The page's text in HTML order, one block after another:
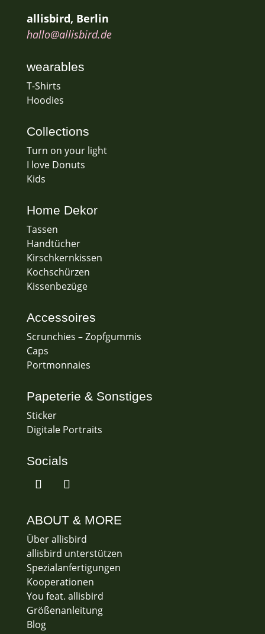
allisbird, Berlin
hallo@allisbird.de
wearables
T-Shirts
Hoodies
Collections
Turn on your light
I love Donuts
Kids
Home Dekor
Tassen
Handtücher
Kirschkernkissen
Kochschürzen
Kissenbezüge
Accessoires
Scrunchies – Zopfgummis
Caps
Portmonnaies
Papeterie & Sonstiges
Sticker
Digitale Portraits
Socials
ABOUT & MORE
Über allisbird
allisbird unterstützen
Spezialanfertigungen
Kooperationen
You feat. allisbird
Größenanleitung
Blog